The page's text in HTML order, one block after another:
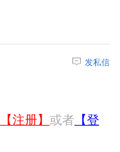
发私信
【注册】 或者 【登